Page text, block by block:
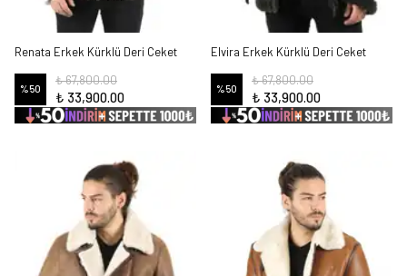
Renata Erkek Kürklü Deri Ceket
%50
₺ 67,800.00
₺ 33,900.00
Elvira Erkek Kürklü Deri Ceket
%50
₺ 67,800.00
₺ 33,900.00